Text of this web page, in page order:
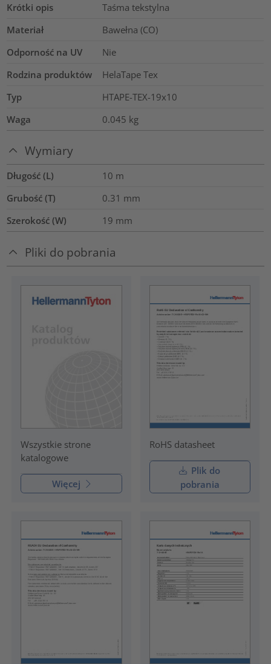
Krótki opis
Taśma tekstylna
Materiał
Bawełna (CO)
Odporność na UV
Nie
Rodzina produktów
HelaTape Tex
Typ
HTAPE-TEX-19x10
Waga
0.045 kg
Wymiary
Długość (L) 10 m
Grubość (T)
0.31 mm
Szerokość (W)
19 mm
Pliki do pobrania
Wszystkie strone
katalogowe
Więcej
RoHS datasheet
Plik do
pobrania